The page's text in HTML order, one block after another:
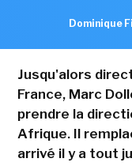
Dominique
Jusqu'alors
France, Marc
prendre la
Afrique. Il
arrivé il y a tout